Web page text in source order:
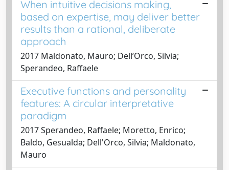
When intuitive decisions making,
based on expertise, may deliver better
results than a rational, deliberate
approach
2017 Maldonato, Mauro; Dell’Orco, Silvia;
Sperandeo, Raffaele
Executive functions and personality
features: A circular interpretative
paradigm
2017 Sperandeo, Raffaele; Moretto, Enrico;
Baldo, Gesualda; Dell'Orco, Silvia; Maldonato,
Mauro